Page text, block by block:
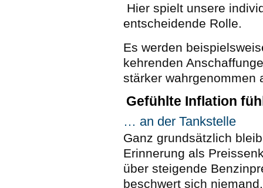
Hier spielt unsere
entscheidende Rolle.
Es werden
kehrenden
stärker wahrgenommen
Gefühlte Inflation
… an der Tankstelle
Ganz grundsätzlich
Erinnerung als
über steigende
beschwert sich